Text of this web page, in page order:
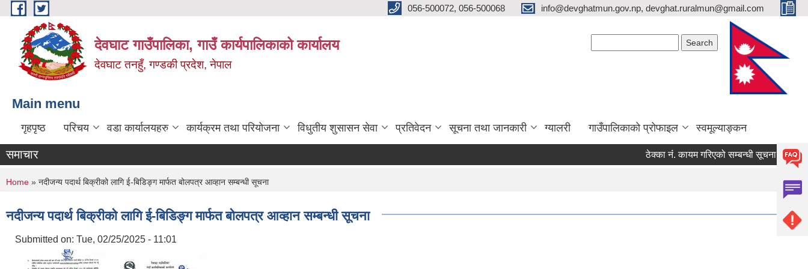
Skip to main content 056-500072, 056-500068 info@devghatmun.gov.np, devghat.ruralmun@gmail.com
देवघाट गाउँपालिका, गाउँ कार्यपालिकाको कार्यालय
देवघाट तनहुँ, गण्डकी प्रदेश, नेपाल
Main menu
गृहपृष्ठ परिचय वडा कार्यालयहरु कार्यक्रम तथा परियोजना विधुतीय शुसासन सेवा प्रतिवेदन सूचना तथा जानकारी ग्यालरी गाउँपालिकाको प्रोफाइल स्वमूल्याङ्कन
समाचार ठेक्का नंं. कायम गरिएको सम्बन्धी सूचना !
You are here
Home » नदीजन्य पदार्थ बिक्रीको लागि ई-बिडिङ्ग मार्फत बोलपत्र आव्हान सम्बन्धी सूचना
नदीजन्य पदार्थ बिक्रीको लागि ई-बिडिङ्ग मार्फत बोलपत्र आव्हान सम्बन्धी सूचना
Submitted on: Tue, 02/25/2025 - 11:01